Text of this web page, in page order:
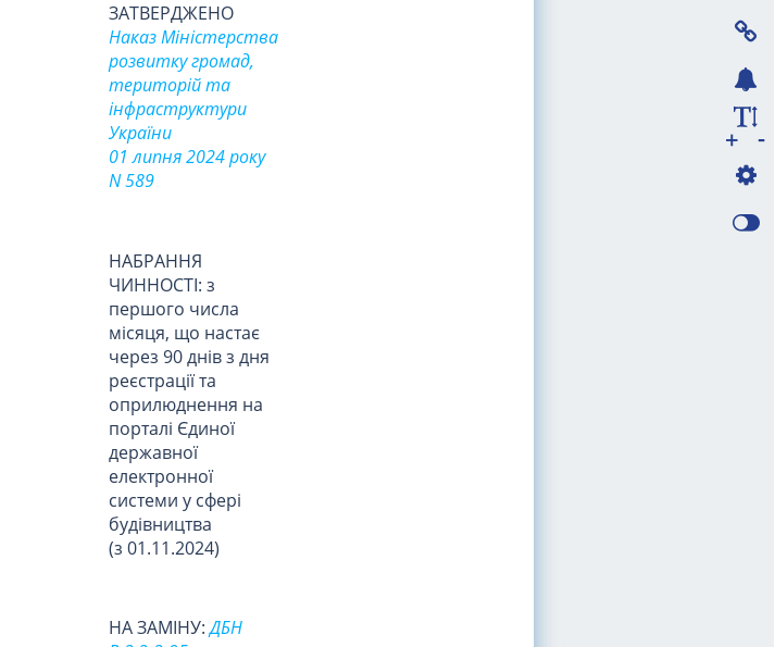
ЗАТВЕРДЖЕНО
Наказ Міністерства
розвитку громад,
територій та
інфраструктури
України
01 липня 2024 року
N 589
НАБРАННЯ
ЧИННОСТІ: з
першого числа
місяця, що настає
через 90 днів з дня
реєстрації та
оприлюднення на
порталі Єдиної
державної
електронної
системи у сфері
будівництва
(з 01.11.2024)
НА ЗАМІНУ:ДБН
-
+